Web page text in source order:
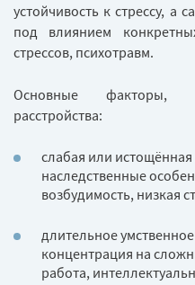
устойчивость к стрессу, а
под влиянием
стрессов, психотравм.
Основные факторы,
расстройства:
слабая или
наследственные
возбудимость, низкая
длительное
концентрация на
работа,